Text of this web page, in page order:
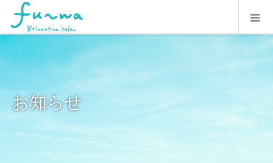
お知らせ